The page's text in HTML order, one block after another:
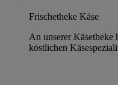
Frischetheke Käse
An unserer Käsetheke
köstlichen